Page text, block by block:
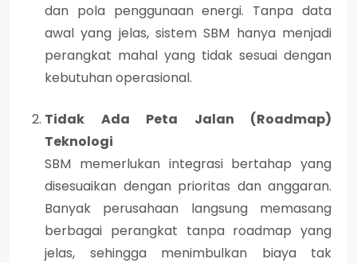
dan pola penggunaan energi. Tanpa data
awal yang jelas, sistem SBM hanya menjadi
perangkat mahal yang tidak sesuai dengan
kebutuhan operasional.
Tidak Ada Peta Jalan (Roadmap)
Teknologi
SBM memerlukan integrasi bertahap yang
disesuaikan dengan prioritas dan anggaran.
Banyak perusahaan langsung memasang
berbagai perangkat tanpa roadmap yang
jelas, sehingga menimbulkan biaya tak